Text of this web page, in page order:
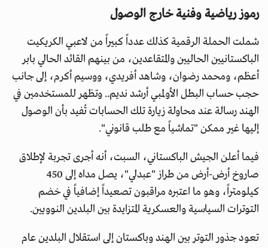
رموز رياضية وفنية خارج الوصول
شملت الحملة الرقمية كذلك عدداً كبيراً من لاعبي الكريكيت
الباكستانيين الحاليين والمتقاعدين، من بينهم القائد الحالي بابر
أعظم، ومحمد رضوان، وشاهد أفريدي، ووسيم أكرم، إلى جانب
حجب حساب البطل الأولمبي أرشد نديم.. وتظهر للمستخدمين في
الهند رسالة عند محاولة زيارة تلك الحسابات تُفيد بأن الوصول
إليها غير ممكن "تماشياً مع طلب قانوني".
فيما أعلن الجيش الباكستاني، السبت، أنه أجرى تجربة لإطلاق
صاروخ أرض-أرض من طراز "عبدلي"، يصل مداه إلى 450
كيلومتراً، وهو ما اعتبره مراقبون تصعيداً إضافياً في خضم
التوترات السياسية والعسكرية المتزايدة بين البلدين النوويين.
تعود جذور التوتر بين الهند وباكستان إلى استقلال البلدين عام